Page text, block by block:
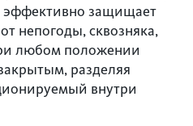
эффективно защищает
непогоды, сквозняка,
любом положении
разделяя
внутри